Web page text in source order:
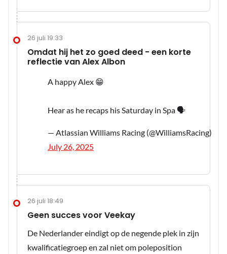
26 juli 19:33
Omdat hij het zo goed deed - een korte
reflectie van Alex Albon
A happy Alex 😁
Hear as he recaps his Saturday in Spa 🗣️
— Atlassian Williams Racing (@WilliamsRacing)
July 26, 2025
26 juli 18:49
Geen succes voor Veekay
De Nederlander eindigt op de negende plek in zijn
kwalificatiegroep en zal niet om poleposition